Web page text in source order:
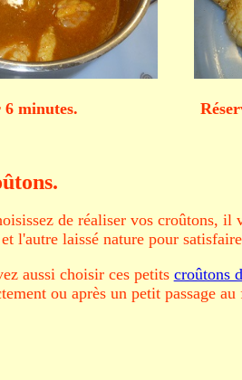
Réserver les
de réaliser vos croûtons, il
l'autre laissé nature pour
aussi choisir ces petits croûtons
ou après un petit passage au